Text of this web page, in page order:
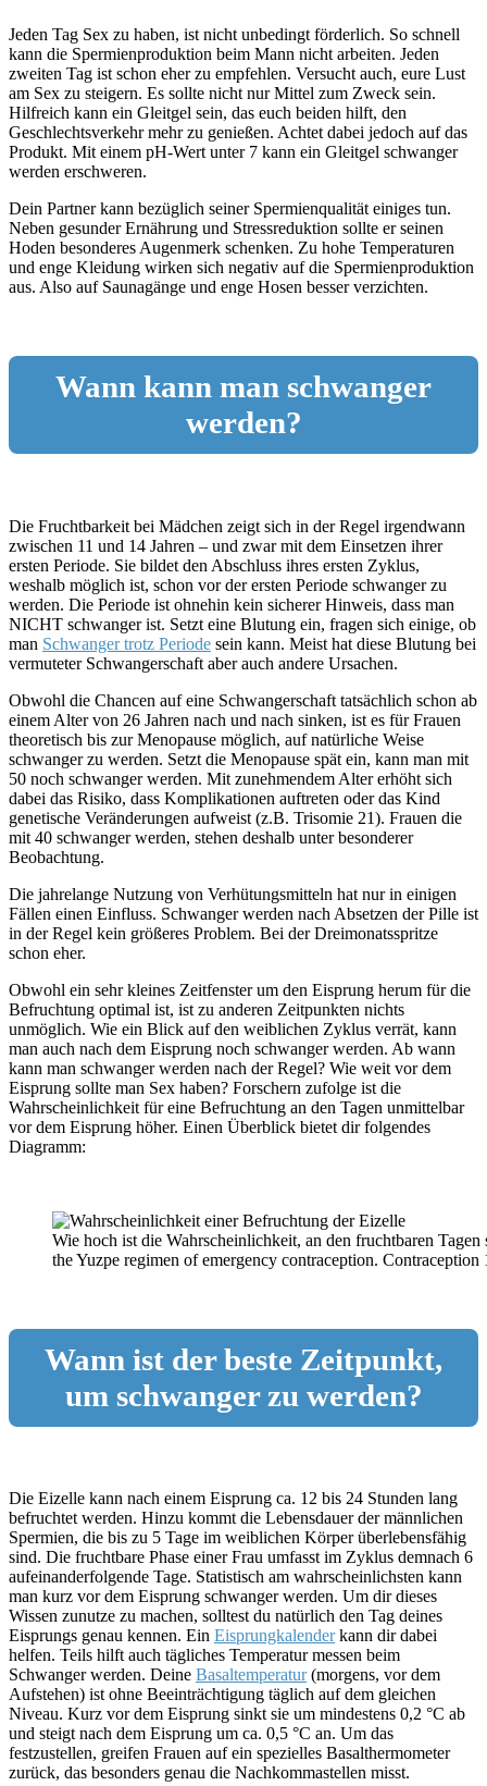
Jeden Tag Sex zu haben, ist nicht unbedingt förderlich. So schnell
kann die Spermienproduktion beim Mann nicht arbeiten. Jeden
zweiten Tag ist schon eher zu empfehlen. Versucht auch, eure Lust
am Sex zu steigern. Es sollte nicht nur Mittel zum Zweck sein.
Hilfreich kann ein Gleitgel sein, das euch beiden hilft, den
Geschlechtsverkehr mehr zu genießen. Achtet dabei jedoch auf das
Produkt. Mit einem pH-Wert unter 7 kann ein Gleitgel schwanger
werden erschweren.
Dein Partner kann bezüglich seiner Spermienqualität einiges tun.
Neben gesunder Ernährung und Stressreduktion sollte er seinen
Hoden besonderes Augenmerk schenken. Zu hohe Temperaturen
und enge Kleidung wirken sich negativ auf die Spermienproduktion
aus. Also auf Saunagänge und enge Hosen besser verzichten.
Wann kann man schwanger
werden?
Die Fruchtbarkeit bei Mädchen zeigt sich in der Regel irgendwann
zwischen 11 und 14 Jahren – und zwar mit dem Einsetzen ihrer
ersten Periode. Sie bildet den Abschluss ihres ersten Zyklus,
weshalb möglich ist, schon vor der ersten Periode schwanger zu
werden. Die Periode ist ohnehin kein sicherer Hinweis, dass man
NICHT schwanger ist. Setzt eine Blutung ein, fragen sich einige, ob
man Schwanger trotz Periode sein kann. Meist hat diese Blutung bei
vermuteter Schwangerschaft aber auch andere Ursachen.
Obwohl die Chancen auf eine Schwangerschaft tatsächlich schon ab
einem Alter von 26 Jahren nach und nach sinken, ist es für Frauen
theoretisch bis zur Menopause möglich, auf natürliche Weise
schwanger zu werden. Setzt die Menopause spät ein, kann man mit
50 noch schwanger werden. Mit zunehmendem Alter erhöht sich
dabei das Risiko, dass Komplikationen auftreten oder das Kind
genetische Veränderungen aufweist (z.B. Trisomie 21). Frauen die
mit 40 schwanger werden, stehen deshalb unter besonderer
Beobachtung.
Die jahrelange Nutzung von Verhütungsmitteln hat nur in einigen
Fällen einen Einfluss. Schwanger werden nach Absetzen der Pille ist
in der Regel kein größeres Problem. Bei der Dreimonatsspritze
schon eher.
Obwohl ein sehr kleines Zeitfenster um den Eisprung herum für die
Befruchtung optimal ist, ist zu anderen Zeitpunkten nichts
unmöglich. Wie ein Blick auf den weiblichen Zyklus verrät, kann
man auch nach dem Eisprung noch schwanger werden. Ab wann
kann man schwanger werden nach der Regel? Wie weit vor dem
Eisprung sollte man Sex haben? Forschern zufolge ist die
Wahrscheinlichkeit für eine Befruchtung an den Tagen unmittelbar
vor dem Eisprung höher. Einen Überblick bietet dir folgendes
Diagramm:
Wie hoch ist die Wahrscheinlichkeit, an den fruchtbaren
the Yuzpe regimen of emergency contraception.
Wann ist der beste Zeitpunkt,
um schwanger zu werden?
Die Eizelle kann nach einem Eisprung ca. 12 bis 24 Stunden lang
befruchtet werden. Hinzu kommt die Lebensdauer der männlichen
Spermien, die bis zu 5 Tage im weiblichen Körper überlebensfähig
sind. Die fruchtbare Phase einer Frau umfasst im Zyklus demnach 6
aufeinanderfolgende Tage. Statistisch am wahrscheinlichsten kann
man kurz vor dem Eisprung schwanger werden. Um dir dieses
Wissen zunutze zu machen, solltest du natürlich den Tag deines
Eisprungs genau kennen. Ein Eisprungkalenderkann dir dabei
helfen. Teils hilft auch tägliches Temperatur messen beim
Schwanger werden. Deine Basaltemperatur(morgens, vor dem
Aufstehen) ist ohne Beeinträchtigung täglich auf dem gleichen
Niveau. Kurz vor dem Eisprung sinkt sie um mindestens 0,2 °C ab
und steigt nach dem Eisprung um ca. 0,5 °C an. Um das
festzustellen, greifen Frauen auf ein spezielles Basalthermometer
zurück, das besonders genau die Nachkommastellen misst.